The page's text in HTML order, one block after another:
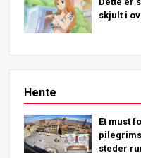
skjult i
Hente
Et must
steder